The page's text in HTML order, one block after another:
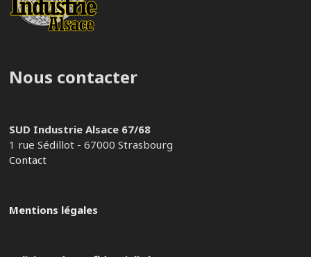
Nous contacter
SUD Industrie Alsace 67/68
1 rue Sédillot - 67000 Strasbourg
Contact
Mentions légales